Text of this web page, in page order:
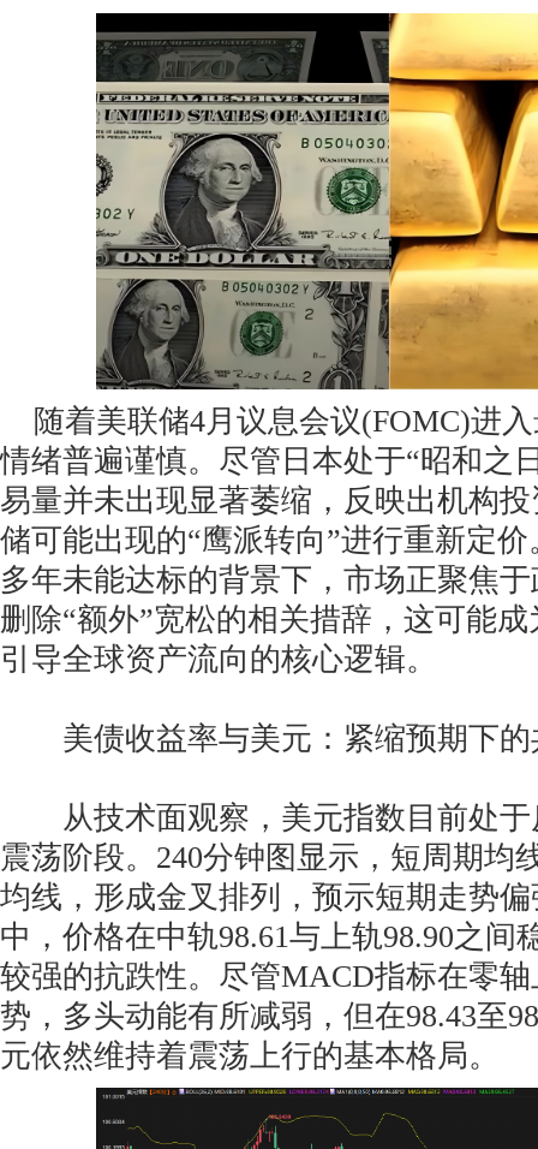
随着美联储4月议息会议(FOMC)进
情绪普遍谨慎。尽管日本处于“昭和之
易量并未出现显著萎缩，反映出机构
储可能出现的“鹰派转向”进行重新定
多年未能达标的背景下，市场正聚焦
删除“额外”宽松的相关措辞，这可能
引导全球资产流向的核心逻辑。
美债收益率与美元：紧缩预期下的
从技术面观察，美元指数目前处于
震荡阶段。240分钟图显示，短周期均
均线，形成金叉排列，预示短期走势
中，价格在中轨98.61与上轨98.90之间
较强的抗跌性。尽管MACD指标在零
势，多头动能有所减弱，但在98.43至
元依然维持着震荡上行的基本格局。